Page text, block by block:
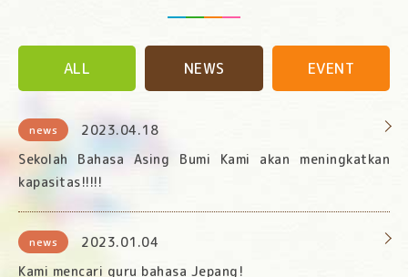
ALL NEWS EVENT
news
2023.04.18
Sekolah Bahasa Asing Bumi Kami akan meningkatkan
kapasitas!!!!!
news
2023.01.04
Kami mencari guru bahasa Jepang!